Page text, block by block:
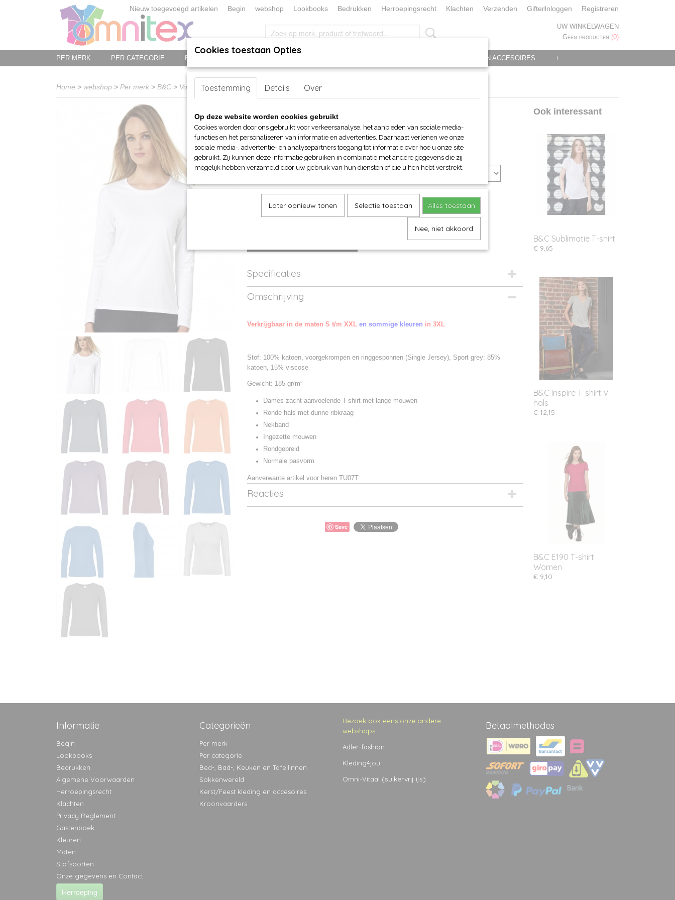
Nieuw toegevoegd artikelen Begin webshop Lookbooks Bedrukken Herroepingsrecht Klachten Verzenden GiftenInloggen Registreren
UW WINKELWAGEN
Geen producten (0)
PER MERK PER CATEGORIE BED-, BAD-, KEUKEN EN TAFELLINNEN KERST/FEEST KLEDING EN ACCESOIRES +
Home > webshop > Per merk > B&C > Voor haar>T-Shirts> B&C E190 T-shirt LM Women
B&C E190 T-shirt LM Women
€ 15,90 (inclusief btw 21%)
Maat Kleur
Specificaties
Productcode
Productcode leverancier
Omschrijving
Verkrijgbaar in de maten S t/m XXL en sommige kleuren in 3XL
Stof: 100% katoen, voorgekrompen en ringgesponnen (Single Jersey), Sport grey: 85%
katoen, 15% viscose
Gewicht: 185 gr/m²
Dames zacht aanvoelende T-shirt met lange mouwen
Ronde hals met dunne ribkraag
Nekband
Ingezette mouwen
Rondgebreid
Normale pasvorm
Aanverwante artikel voor heren TU07T
Reacties
Save
Ook interessant
B&C Sublimatie T-shirt
€ 9,65
B&C Inspire T-shirt V-
hals
€ 12,15
B&C E190 T-shirt
Women
€ 9,10
Informatie
Begin
Lookbooks
Bedrukken
Algemene Voorwaarden
Herroepingsrecht
Klachten
Privacy Reglement
Gastenboek
Kleuren
Maten
Stofsoorten
Onze gegevens en Contact
Herroeping
Categorieën
Per merk
Per categorie
Bed-, Bad-, Keuken en Tafellinnen
Sokkenwereld
Kerst/Feest kleding en accesoires
Kroonvaarders
Bezoek ook eens onze andere
webshops:
Adler-fashion
Kleding4jou
Omni-Vitaal (suikervrij ijs)
Betaalmethodes
Cookies toestaan Opties
Toestemming Details Over
Op deze website worden cookies gebruikt
Cookies worden door ons gebruikt voor verkeersanalyse, het aanbieden van sociale media-
functies en het personaliseren van informatie en advertenties. Daarnaast verlenen we onze
sociale media-, advertentie- en analysepartners toegang tot informatie over hoe u onze site
gebruikt. Zij kunnen deze informatie gebruiken in combinatie met andere gegevens die zij
mogelijk hebben verzameld door uw gebruik van hun diensten of die u hen hebt verstrekt.
Later opnieuw tonen Selectie toestaan Alles toestaan
Nee, niet akkoord